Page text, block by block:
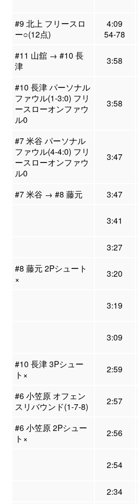
#9 北上 フリースロ
ー○(12点)
4:09
54-78
#11 山舘 → #10 長
津
3:58
#10 長津 パーソナル
ファウル(1-3:0) フリ
ースローオンファウ
ル0
3:58
#7 米谷 パーソナル
ファウル(4-4:0) フリ
ースローオンファウ
ル0
3:47
#7 米谷 → #8 藤元 3:47
3:41
3:27
#8 藤元 2Pシュート
×
3:20
3:19
3:09
#10 長津 3Pシュー
ト×
2:59
#6 小笠原 オフェン
スリバウンド(1-7-8)
2:57
#6 小笠原 2Pシュー
ト×
2:56
2:54
2:34